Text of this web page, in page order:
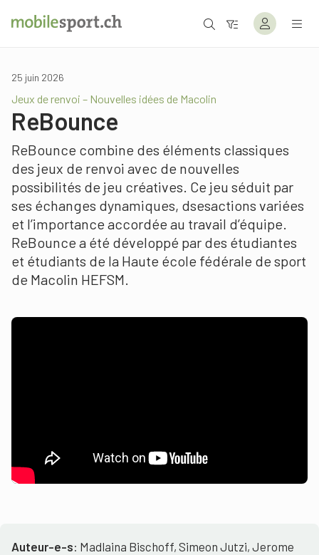
25 juin 2026
Jeux de renvoi – Nouvelles idées de Macolin
ReBounce
ReBounce combine des éléments classiques
des jeux de renvoi avec de nouvelles
possibilités de jeu créatives. Ce jeu séduit par
ses échanges dynamiques, dsesactions variées
et l’importance accordée au travail d’équipe.
ReBounce a été développé par des étudiantes
et étudiants de la Haute école fédérale de sport
de Macolin HEFSM.
Auteur-e-s: Madlaina Bischoff, Simeon Jutzi, Jerome